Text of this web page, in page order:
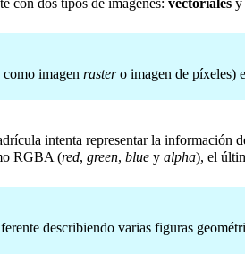
con dos tipos de imágenes: vectoriales y
imagen rastero imagen de píxeles)
intenta representar la
RGBA (red, green, blue y alpha), el
describiendo varias figuras